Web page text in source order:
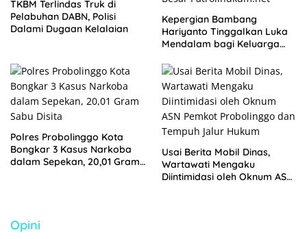
TKBM Terlindas Truk di
Pelabuhan DABN, Polisi
Dalami Dugaan Kelalaian
Kepergian Bambang
Hariyanto Tinggalkan Luka
Mendalam bagi Keluarga
Polres Probolinggo Kota
Bongkar 3 Kasus Narkoba
dalam Sepekan, 20,01 Gram
Usai Berita Mobil Dinas,
Wartawati Mengaku
Diintimidasi oleh Oknum ASN
Opini